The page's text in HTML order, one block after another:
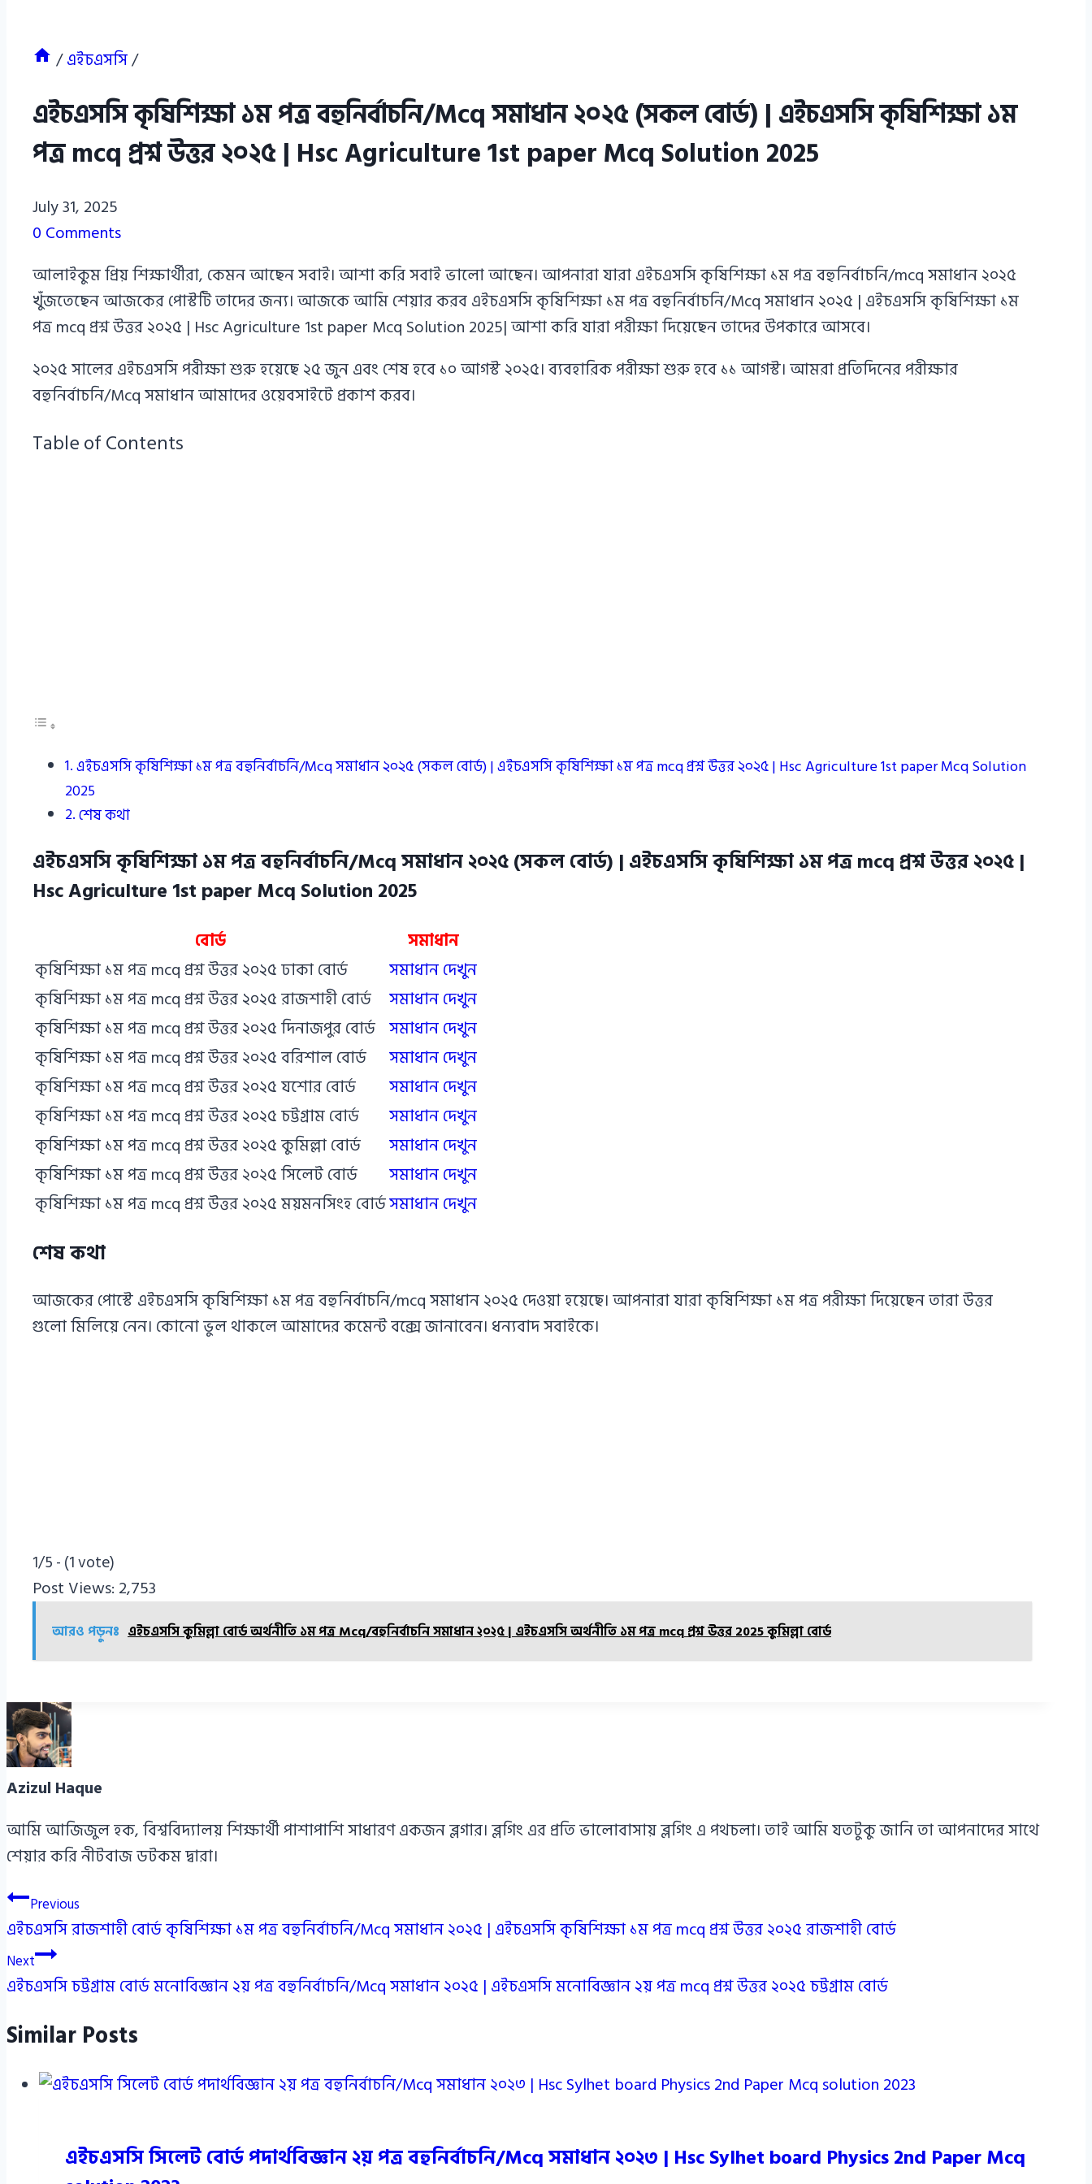
/এইচএসসি/
এইচএসসি কৃষিশিক্ষা ১ম পত্র বহুনির্বাচনি/Mcq সমাধান ২০২৫ (সকল বোর্ড) | এইচএসসি কৃষিশিক্ষা ১ম
পত্র mcq প্রশ্ন উত্তর ২০২৫ | Hsc Agriculture 1st paper Mcq Solution 2025
Azizul
Haque
Haque
July 31, 2025
0 Comments
আলাইকুম প্রিয় শিক্ষার্থীরা, কেমন আছেন সবাই। আশা করি সবাই ভালো আছেন। আপনারা যারা এইচএসসি কৃষিশিক্ষা ১ম পত্র বহুনির্বাচনি/mcq সমাধান ২০২৫
খুঁজতেছেন আজকের পোস্টটি তাদের জন্য। আজকে আমি শেয়ার করব এইচএসসি কৃষিশিক্ষা ১ম পত্র বহুনির্বাচনি/Mcq সমাধান ২০২৫ | এইচএসসি কৃষিশিক্ষা ১ম
পত্র mcq প্রশ্ন উত্তর ২০২৫ | Hsc Agriculture 1st paper Mcq Solution 2025| আশা করি যারা পরীক্ষা দিয়েছেন তাদের উপকারে আসবে।
২০২৫ সালের এইচএসসি পরীক্ষা শুরু হয়েছে ২৫ জুন এবং শেষ হবে ১০ আগস্ট ২০২৫। ব্যবহারিক পরীক্ষা শুরু হবে ১১ আগস্ট। আমরা প্রতিদিনের পরীক্ষার
বহুনির্বাচনি/Mcq সমাধান আমাদের ওয়েবসাইটে প্রকাশ করব।
Table of Contents
এইচএসসি কৃষিশিক্ষা ১ম পত্র বহুনির্বাচনি/Mcq সমাধান ২০২৫ (সকল বোর্ড) | এইচএসসি কৃষিশিক্ষা ১ম পত্র mcq প্রশ্ন উত্তর ২০২৫ | Hsc Agriculture 1st paper Mcq Solution
2025
শেষ কথা
এইচএসসি কৃষিশিক্ষা ১ম পত্র বহুনির্বাচনি/Mcq সমাধান ২০২৫ (সকল বোর্ড) | এইচএসসি কৃষিশিক্ষা ১ম পত্র mcq প্রশ্ন উত্তর ২০২৫ |
Hsc Agriculture 1st paper Mcq Solution 2025
বোর্ড
সমাধান
কৃষিশিক্ষা ১ম পত্র mcq প্রশ্ন উত্তর ২০২৫ ঢাকা বোর্ড
সমাধান দেখুন
কৃষিশিক্ষা ১ম পত্র mcq প্রশ্ন উত্তর ২০২৫ রাজশাহী বোর্ড
সমাধান দেখুন
কৃষিশিক্ষা ১ম পত্র mcq প্রশ্ন উত্তর ২০২৫ দিনাজপুর বোর্ড সমাধান দেখুন
কৃষিশিক্ষা ১ম পত্র mcq প্রশ্ন উত্তর ২০২৫ বরিশাল বোর্ড
সমাধান দেখুন
কৃষিশিক্ষা ১ম পত্র mcq প্রশ্ন উত্তর ২০২৫ যশোর বোর্ড
সমাধান দেখুন
কৃষিশিক্ষা ১ম পত্র mcq প্রশ্ন উত্তর ২০২৫ চট্টগ্রাম বোর্ড
সমাধান দেখুন
কৃষিশিক্ষা ১ম পত্র mcq প্রশ্ন উত্তর ২০২৫ কুমিল্লা বোর্ড
সমাধান দেখুন
কৃষিশিক্ষা ১ম পত্র mcq প্রশ্ন উত্তর ২০২৫ সিলেট বোর্ড
সমাধান দেখুন
কৃষিশিক্ষা ১ম পত্র mcq প্রশ্ন উত্তর ২০২৫ ময়মনসিংহ বোর্ডসমাধান দেখুন
শেষ কথা
আজকের পোস্টে এইচএসসি কৃষিশিক্ষা ১ম পত্র বহুনির্বাচনি/mcq সমাধান ২০২৫ দেওয়া হয়েছে। আপনারা যারা কৃষিশিক্ষা ১ম পত্র পরীক্ষা দিয়েছেন তারা উত্তর
গুলো মিলিয়ে নেন। কোনো ভুল থাকলে আমাদের কমেন্ট বক্সে জানাবেন। ধন্যবাদ সবাইকে।
1/5 - (1 vote)
Post Views: 2,753
আরও পড়ুনঃ এইচএসসি কুমিল্লা বোর্ড অর্থনীতি ১ম পত্র Mcq/বহুনির্বাচনি সমাধান ২০২৫ | এইচএসসি অর্থনীতি ১ম পত্র mcq প্রশ্ন উত্তর 2025 কুমিল্লা বোর্ড
Azizul Haque
আমি আজিজুল হক, বিশ্ববিদ্যালয় শিক্ষার্থী পাশাপাশি সাধারণ একজন ব্লগার। ব্লগিং এর প্রতি ভালোবাসায় ব্লগিং এ পথচলা। তাই আমি যতটুকু জানি তা আপনাদের সাথে
শেয়ার করি নীটবাজ ডটকম দ্বারা।
Post
navigation
Previous
এইচএসসি রাজশাহী বোর্ড কৃষিশিক্ষা ১ম পত্র বহুনির্বাচনি/Mcq সমাধান ২০২৫ | এইচএসসি কৃষিশিক্ষা ১ম পত্র mcq প্রশ্ন উত্তর ২০২৫ রাজশাহী বোর্ড
Next
এইচএসসি চট্টগ্রাম বোর্ড মনোবিজ্ঞান ২য় পত্র বহুনির্বাচনি/Mcq সমাধান ২০২৫ | এইচএসসি মনোবিজ্ঞান ২য় পত্র mcq প্রশ্ন উত্তর ২০২৫ চট্টগ্রাম বোর্ড
Similar Posts
এইচএসসি সিলেট বোর্ড পদার্থবিজ্ঞান ২য় পত্র বহুনির্বাচনি/Mcq সমাধান ২০২৩ | Hsc Sylhet board Physics 2nd Paper Mcq